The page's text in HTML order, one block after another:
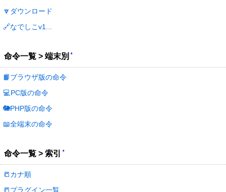
🔽ダウンロード
🔗なでしこv1...
命令一覧 > 端末別 *
📙ブラウザ版の命令
💻PC版の命令
🐘PHP版の命令
📖全端末の命令
命令一覧 > 索引 *
📒カナ順
📒プラグイン一覧